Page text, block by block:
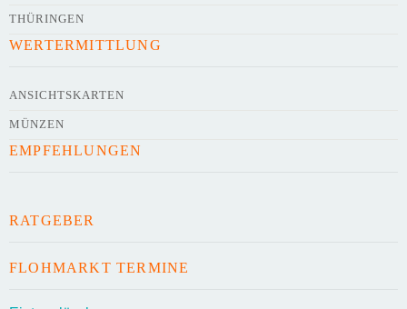
THÜRINGEN
WERTERMITTLUNG
ANSICHTSKARTEN
MÜNZEN
EMPFEHLUNGEN
RATGEBER
FLOHMARKT TERMINE